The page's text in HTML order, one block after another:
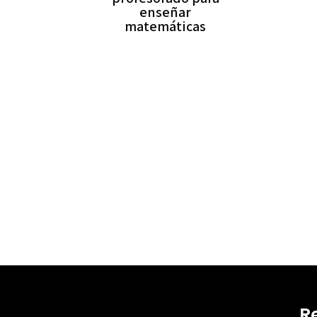
enseñar
matemáticas